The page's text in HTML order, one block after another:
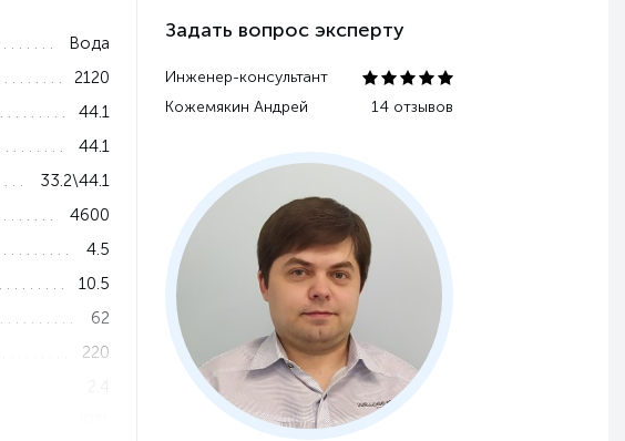
Задать вопрос эксперту
Инженер-консультант
Кожемякин Андрей
14 отзывов
Вода
2120
44.1
44.1
33.2\44.1
4600
4.5
10.5
62
220